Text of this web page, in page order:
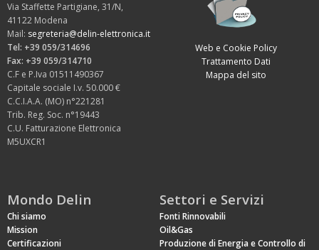
Via Staffette Partigiane, 31/N,
41122 Modena
Mail: segreteria@delin-elettronica.it
Tel: +39 059/314696
Fax: +39 059/314710
C.F e P.Iva 01511490367
Capitale sociale I.v. 50.000 €
C.C.I.A.A. (MO) n°221281
Trib. Reg. Soc. n°19443
C.U. Fatturazione Elettronica
M5UXCR1
Web e Cookie Policy
Trattamento Dati
Mappa del sito
Mondo Delin
Chi siamo
Mission
Certificazioni
Settori e Servizi
Fonti Rinnovabili
Oil&Gas
Produzione di Energia e Controllo di